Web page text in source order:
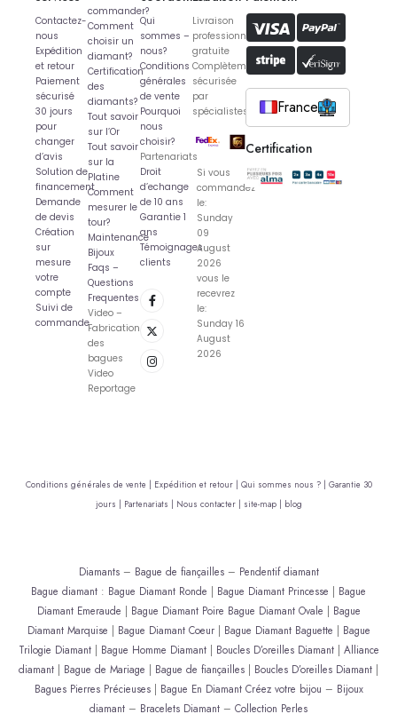
Contactez-
nous
Expédition
et retour
Paiement
sécurisé
30 jours
pour
changer
d’avis
Solution de
financement
Demande
de devis
Création
sur
mesure
votre
compte
Suivi de
commande
commander?
Comment
choisir un
diamant?
Certification
des
diamants?
Tout savoir
sur l’Or
Tout savoir
sur la
Platine
Comment
mesurer le
tour?
Maintenance
Bijoux
Faqs –
Questions
Frequentes
Video –
Fabrication
des
bagues
Video
Reportage
Qui
sommes –
nous?
Conditions
générales
de vente
Pourquoi
nous
choisir?
Partenariats
Droit
d’echange
de 10 ans
Garantie 1
ans
Témoignages
clients
Livraison
professionnelle
gratuite
Complètement
sécurisée
par
spécialistes
Si vous
commandez
le:
Sunday
09
August
2026
vous le
recevrez
le:
Sunday 16
August
2026
France
Certification
Conditions générales de vente | Expédition et retour | Qui sommes nous ? | Garantie 30
jours |
Partenariats | Nous contacter | site-map | blog
Diamants– Bague de fiançailles– Pendentif diamant
Bague diamant : Bague Diamant Ronde | Bague Diamant Princesse | Bague
Diamant Emeraude | Bague Diamant Poire Bague Diamant Ovale | Bague
Diamant Marquise | Bague Diamant Coeur| Bague Diamant Baguette | Bague
Trilogie Diamant| Bague Homme Diamant| Boucles D’oreilles Diamant| Alliance
diamant | Bague de Mariage | Bague de fiançailles | Boucles D’oreilles Diamant |
Bagues Pierres Précieuses| Bague En Diamant Créez votre bijou – Bijoux
diamant – Bracelets Diamant – Collection Perles